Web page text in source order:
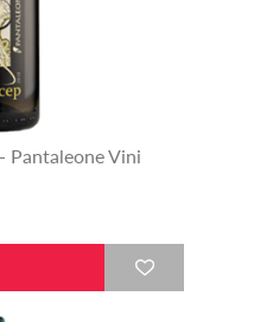
Pantaleone Vini